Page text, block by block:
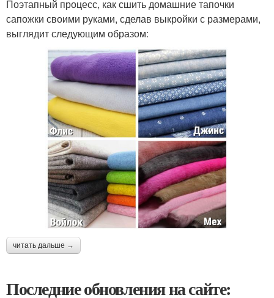
Поэтапный процесс, как сшить домашние тапочки
сапожки своими руками, сделав выкройки с размерами,
выглядит следующим образом:
читать дальше →
Последние обновления на сайте: